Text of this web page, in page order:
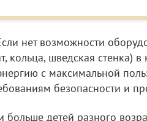
нет возможности
кольца, шведская
с максимальной
безопасности и
больше детей разного